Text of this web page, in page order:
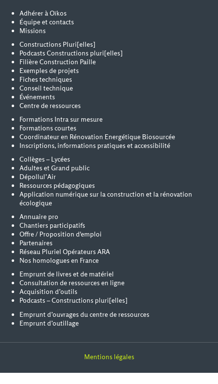
Adhérer à Oïkos
Équipe et contacts
Missions
Constructions Pluri[elles]
Podcasts Constructions pluri[elles]
Filière Construction Paille
Exemples de projets
Fiches techniques
Conseil technique
Événements
Centre de ressources
Formations Intra sur mesure
Formations courtes
Coordinateur en Rénovation Energétique Biosourcée
Inscriptions, informations pratiques et accessibilité
Collèges – Lycées
Adultes et Grand public
Dépollul’Air
Ressources pédagogiques
Application numérique sur la construction et la rénovation
écologique
Annuaire pro
Chantiers participatifs
Offre / Proposition d'emploi
Partenaires
Réseau Pluriel Opérateurs ARA
Nos homologues en France
Emprunt de livres et de matériel
Consultation de ressources en ligne
Acquisition d’outils
Podcasts – Constructions pluri[elles]
Emprunt d’ouvrages du centre de ressources
Emprunt d’outillage
Mentions légales